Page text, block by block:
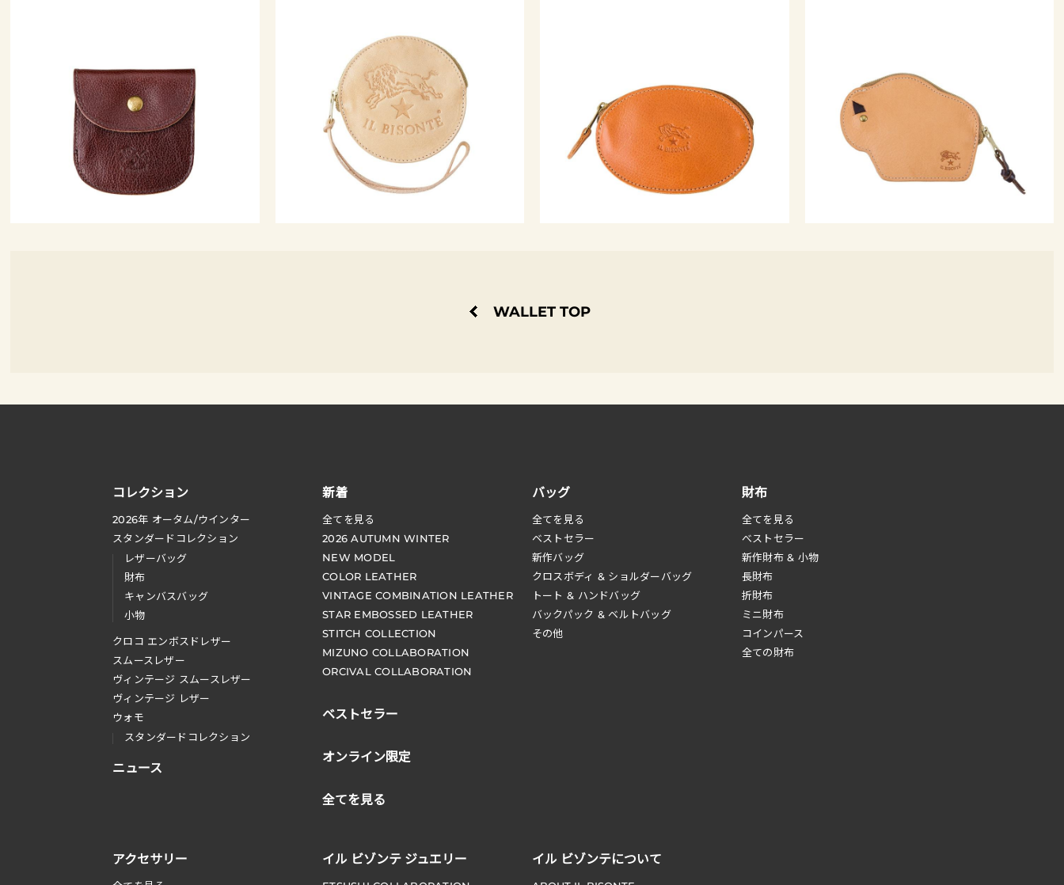
WALLET TOP
コレクション
2026年 オータム/ウインター
スタンダードコレクション
レザーバッグ
財布
キャンバスバッグ
小物
クロコ エンボスドレザー
スムースレザー
ヴィンテージ スムースレザー
ヴィンテージ レザー
ウォモ
スタンダードコレクション
ニュース
新着
全てを見る
2026 AUTUMN WINTER
NEW MODEL
COLOR LEATHER
VINTAGE COMBINATION LEATHER
STAR EMBOSSED LEATHER
STITCH COLLECTION
MIZUNO COLLABORATION
ORCIVAL COLLABORATION
ベストセラー
オンライン限定
全てを見る
財布
全てを見る
べストセラー
新作財布 & 小物
長財布
折財布
ミニ財布
コインパース
全ての財布
バッグ
全てを見る
ベストセラー
新作バッグ
クロスボディ & ショルダーバッグ
トート & ハンドバッグ
バックパック & ベルトバッグ
その他
アクセサリー イル ビゾンテ ジュエリー イル ビゾンテについて